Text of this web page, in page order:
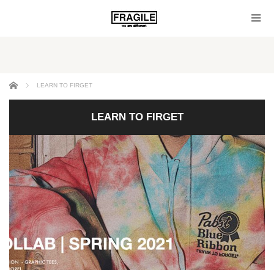
ホーム LEARN TO FIRGET
LEARN TO FIRGET